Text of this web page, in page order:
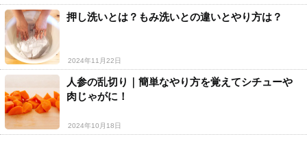
押し洗いとは？もみ洗いとの違いとやり方は？
2024年11月22日
人参の乱切り｜簡単なやり方を覚えてシチューや
肉じゃがに！
2024年10月18日